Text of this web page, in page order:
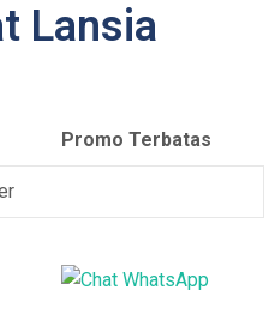
Lansia
Promo Terbatas